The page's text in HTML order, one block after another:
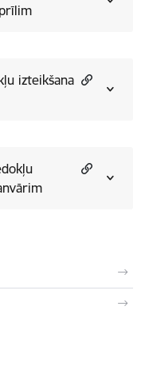
izteikšana